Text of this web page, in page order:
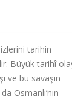
tarihin
Büyük tarihî
ve bu savaşın
Osmanlı’nın